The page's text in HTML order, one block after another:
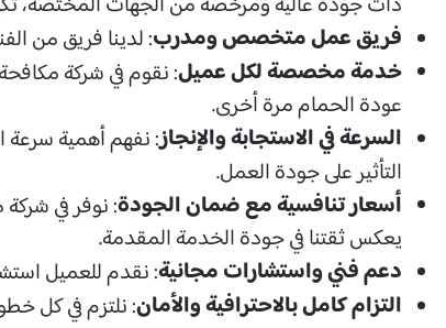
فريق عمل متخصص ومدرب: لدينا فريق من
خدمة مخصصة لكل عميل: نقوم في شركة
عودة الحمام مرة أخرى.
السرعة في الاستجابة والإنجاز: نفهم أهمية سرعة
التأثير على جودة العمل.
أسعار تنافسية مع ضمان الجودة: نوفر في
يعكس ثقتنا في جودة الخدمة المقدمة.
دعم فني واستشارات مجانية: نقدم للعميل
التزام كامل بالاحترافية والأمان: نلتزم في كل